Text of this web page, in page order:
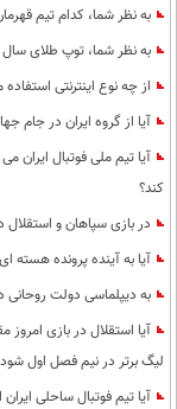
به نظر شما، کدام تیم
به نظر شما، توپ طلای سال 2013 حق کدام بازیکن است؟
از چه نوع اینترنتی
آیا از گروه ایران در جام
آیا تیم ملی فوتبال ایران
کند؟
در بازی سپاهان و
آیا به آینده پرونده هسته
به دیپلماسی دولت روحانی در 100 روز اول آن ، چه نمره ای می
آیا استقلال در بازی امروز
لیگ برتر در نیم فصل اول
آیا تیم فوتبال ساحلی